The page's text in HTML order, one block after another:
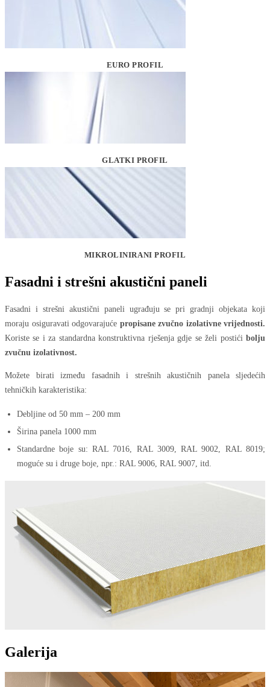
EURO PROFIL
GLATKI PROFIL
MIKROLINIRANI PROFIL
Fasadni i strešni akustični paneli
Fasadni i strešni akustični paneli ugrađuju se pri gradnji objekata koji
moraju osiguravati odgovarajuće propisane zvučno izolativne vrijednosti.
Koriste se i za standardna konstruktivna rješenja gdje se želi postići bolju
zvučnu izolativnost.
Možete birati između fasadnih i strešnih akustičnih panela sljedećih
tehničkih karakteristika:
Debljine od 50 mm – 200 mm
Širina panela 1000 mm
Standardne boje su: RAL 7016, RAL 3009, RAL 9002, RAL 8019;
moguće su i druge boje, npr.: RAL 9006, RAL 9007, itd.
Galerija